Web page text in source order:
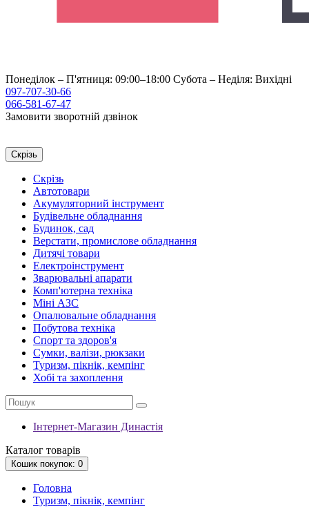
Понеділок – П'ятниця: 09:00–18:00 Субота – Неділя: Вихідні
097-707-30-66
066-581-67-47
Замовити зворотній дзвінок
Скрізь
Скрізь
Автотовари
Акумуляторний інструмент
Будівельне обладнання
Будинок, сад
Верстати, промислове обладнання
Дитячі товари
Електроінструмент
Зварювальні апарати
Комп'ютерна техніка
Міні АЗС
Опалювальне обладнання
Побутова техніка
Спорт та здоров'я
Сумки, валізи, рюкзаки
Туризм, пікнік, кемпінг
Хобі та захоплення
Інтернет-Магазин Династія
Каталог товарів
Кошик покупок: 0
Головна
Туризм, пікнік, кемпінг